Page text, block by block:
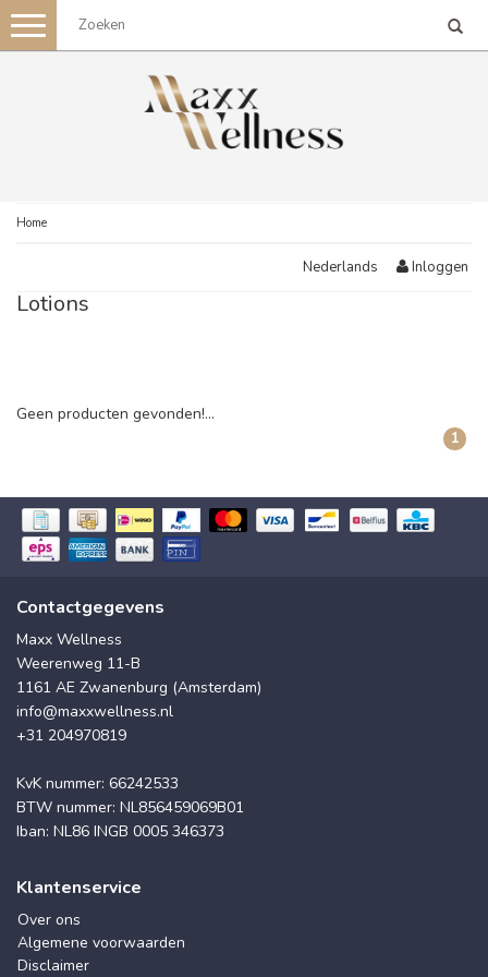
Toggle
navigation
Home
Nederlands Inloggen
Lotions
Geen producten gevonden!...
1
Contactgegevens
Maxx Wellness
Weerenweg 11-B
1161 AE Zwanenburg (Amsterdam)
info@maxxwellness.nl
+31 204970819
KvK nummer: 66242533
BTW nummer: NL856459069B01
Iban: NL86 INGB 0005 346373
Klantenservice
Over ons
Algemene voorwaarden
Disclaimer